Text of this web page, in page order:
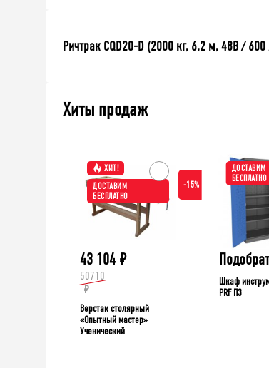
Ричтрак CQD20-D (2000 кг, 6,2 м, 48В / 600
Хиты продаж
ХИТ!
ДОСТАВИМ
БЕСПЛАТНО
-15%
43 104 ₽
50710
₽
Верстак столярный
«Опытный мастер»
Ученический
ДОСТАВИМ
БЕСПЛАТНО
Шкаф
PRF П3